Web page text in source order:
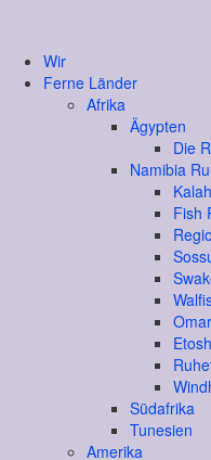
Wir
Ferne Länder
Afrika
Ägypten
Die
Namibia
Fish
Südafrika
Tunesien
Amerika